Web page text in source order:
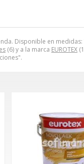
Disponible en medidas:
(6) y a la marca EUROTEX